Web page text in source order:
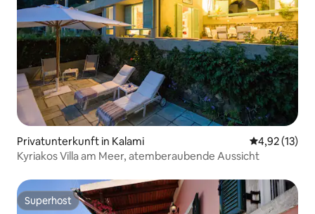
Privatunterkunft in Kalami
4,92 (13)
Kyriakos Villa am Meer, atemberaubende Aussicht
Superhost
Superhost